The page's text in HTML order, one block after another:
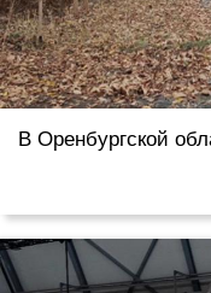
В Оренбургской